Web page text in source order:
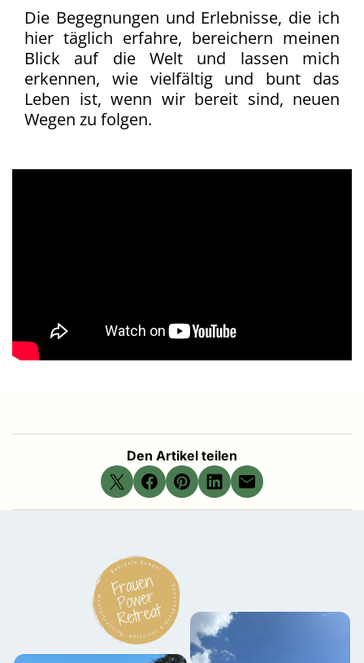
Die Begegnungen und Erlebnisse, die ich
hier täglich erfahre, bereichern meinen
Blick auf die Welt und lassen mich
erkennen, wie vielfältig und bunt das
Leben ist, wenn wir bereit sind, neuen
Wegen zu folgen.
Den Artikel teilen